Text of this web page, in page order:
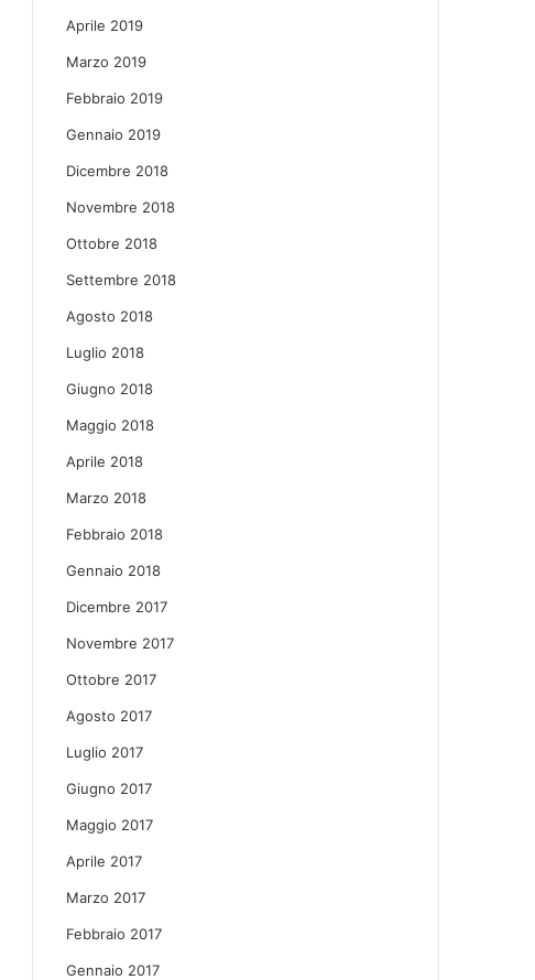
Aprile 2019
Marzo 2019
Febbraio 2019
Gennaio 2019
Dicembre 2018
Novembre 2018
Ottobre 2018
Settembre 2018
Agosto 2018
Luglio 2018
Giugno 2018
Maggio 2018
Aprile 2018
Marzo 2018
Febbraio 2018
Gennaio 2018
Dicembre 2017
Novembre 2017
Ottobre 2017
Agosto 2017
Luglio 2017
Giugno 2017
Maggio 2017
Aprile 2017
Marzo 2017
Febbraio 2017
Gennaio 2017